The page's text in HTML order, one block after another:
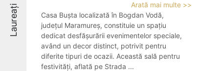
Laureați
Arată mai multe >>
Casa Bușta localizată în Bogdan Vodă,
județul Maramureș, constituie un spațiu
dedicat desfășurării evenimentelor speciale,
având un decor distinct, potrivit pentru
diferite tipuri de ocazii. Această sală pentru
festivități, aflată pe Strada ...